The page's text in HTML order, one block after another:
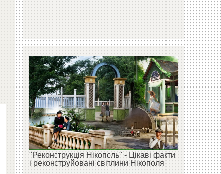
"Реконструкція Нікополь" - Цікаві факти
і реконструйовані світлини Нікополя